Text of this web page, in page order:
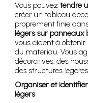
Vous pouvez tendre
créer un tableau
proprement finie
légers sur panneaux
vous aident à obtenir
du matériau. Vous
décoratives, des
des structures
Organiser et
légers